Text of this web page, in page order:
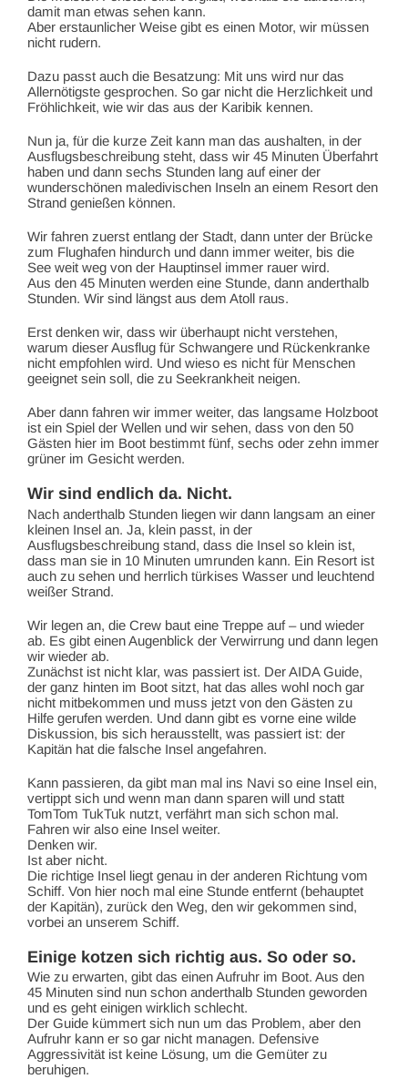
damit man etwas sehen kann.
Aber erstaunlicher Weise gibt es einen Motor, wir müssen
nicht rudern.
Dazu passt auch die Besatzung: Mit uns wird nur das
Allernötigste gesprochen. So gar nicht die Herzlichkeit und
Fröhlichkeit, wie wir das aus der Karibik kennen.
Nun ja, für die kurze Zeit kann man das aushalten, in der
Ausflugsbeschreibung steht, dass wir 45 Minuten Überfahrt
haben und dann sechs Stunden lang auf einer der
wunderschönen maledivischen Inseln an einem Resort den
Strand genießen können.
Wir fahren zuerst entlang der Stadt, dann unter der Brücke
zum Flughafen hindurch und dann immer weiter, bis die
See weit weg von der Hauptinsel immer rauer wird.
Aus den 45 Minuten werden eine Stunde, dann anderthalb
Stunden. Wir sind längst aus dem Atoll raus.
Erst denken wir, dass wir überhaupt nicht verstehen,
warum dieser Ausflug für Schwangere und Rückenkranke
nicht empfohlen wird. Und wieso es nicht für Menschen
geeignet sein soll, die zu Seekrankheit neigen.
Aber dann fahren wir immer weiter, das langsame Holzboot
ist ein Spiel der Wellen und wir sehen, dass von den 50
Gästen hier im Boot bestimmt fünf, sechs oder zehn immer
grüner im Gesicht werden.
Wir sind endlich da. Nicht.
Nach anderthalb Stunden liegen wir dann langsam an einer
kleinen Insel an. Ja, klein passt, in der
Ausflugsbeschreibung stand, dass die Insel so klein ist,
dass man sie in 10 Minuten umrunden kann. Ein Resort ist
auch zu sehen und herrlich türkises Wasser und leuchtend
weißer Strand.
Wir legen an, die Crew baut eine Treppe auf – und wieder
ab. Es gibt einen Augenblick der Verwirrung und dann legen
wir wieder ab.
Zunächst ist nicht klar, was passiert ist. Der AIDA Guide,
der ganz hinten im Boot sitzt, hat das alles wohl noch gar
nicht mitbekommen und muss jetzt von den Gästen zu
Hilfe gerufen werden. Und dann gibt es vorne eine wilde
Diskussion, bis sich herausstellt, was passiert ist: der
Kapitän hat die falsche Insel angefahren.
Kann passieren, da gibt man mal ins Navi so eine Insel ein,
vertippt sich und wenn man dann sparen will und statt
TomTom TukTuk nutzt, verfährt man sich schon mal.
Fahren wir also eine Insel weiter.
Denken wir.
Ist aber nicht.
Die richtige Insel liegt genau in der anderen Richtung vom
Schiff. Von hier noch mal eine Stunde entfernt (behauptet
der Kapitän), zurück den Weg, den wir gekommen sind,
vorbei an unserem Schiff.
Einige kotzen sich richtig aus. So oder so.
Wie zu erwarten, gibt das einen Aufruhr im Boot. Aus den
45 Minuten sind nun schon anderthalb Stunden geworden
und es geht einigen wirklich schlecht.
Der Guide kümmert sich nun um das Problem, aber den
Aufruhr kann er so gar nicht managen. Defensive
Aggressivität ist keine Lösung, um die Gemüter zu
beruhigen.